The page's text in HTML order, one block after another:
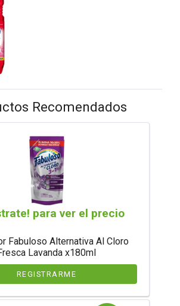
Recomendados
para ver el precio
Fabuloso Alternativa Al Cloro
Lavanda x180ml
REGISTRARME